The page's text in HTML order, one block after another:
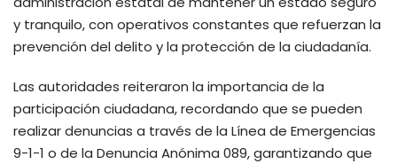
y tranquilo, con operativos constantes que refuerzan la
prevención del delito y la protección de la ciudadanía.
Las autoridades reiteraron la importancia de la
participación ciudadana, recordando que se pueden
realizar denuncias a través de la Línea de Emergencias
9-1-1 o de la Denuncia Anónima 089, garantizando que